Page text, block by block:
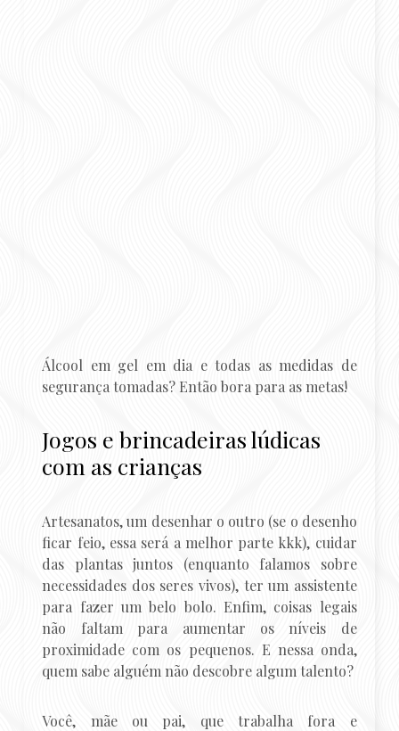
Álcool em gel em dia e todas as medidas de
segurança tomadas? Então bora para as metas!
Jogos e brincadeiras lúdicas
com as crianças
Artesanatos, um desenhar o outro (se o desenho
ficar feio, essa será a melhor parte kkk), cuidar
das plantas juntos (enquanto falamos sobre
necessidades dos seres vivos), ter um assistente
para fazer um belo bolo. Enfim, coisas legais
não faltam para aumentar os níveis de
proximidade com os pequenos. E nessa onda,
quem sabe alguém não descobre algum talento?
Você, mãe ou pai, que trabalha fora e